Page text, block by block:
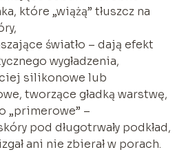
które „wiążą” tłuszcz na
światło – dają efekt
wygładzenia,
silikonowe lub
tworzące gładką warstwę,
„primerowe” –
pod długotrwały podkład,
ani nie zbierał w porach.